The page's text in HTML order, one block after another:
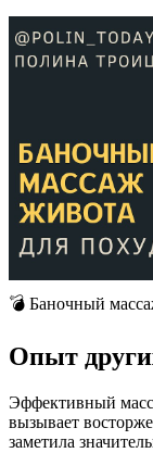
💣 Баночный
Опыт
Эффективный
вызывает
заметила